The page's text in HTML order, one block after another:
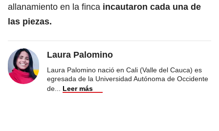
allanamiento en la finca incautaron cada una de
las piezas.
Laura Palomino
Laura Palomino nació en Cali (Valle del Cauca) es
egresada de la Universidad Autónoma de Occidente
de
Leer más